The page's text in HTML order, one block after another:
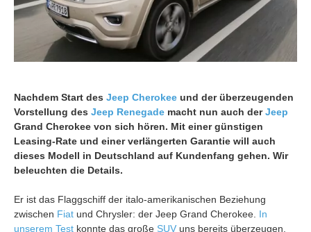
Nachdem Start des Jeep Cherokee und der überzeugenden
Vorstellung des Jeep Renegade macht nun auch derJeep
Grand Cherokee von sich hören. Mit einer günstigen
Leasing-Rate und einer verlängerten Garantie will auch
dieses Modell in Deutschland auf Kundenfang gehen. Wir
beleuchten die Details.
Er ist das Flaggschiff der italo-amerikanischen Beziehung
zwischen Fiat und Chrysler: der Jeep Grand Cherokee. In
unserem Test konnte das große SUV uns bereits überzeugen.